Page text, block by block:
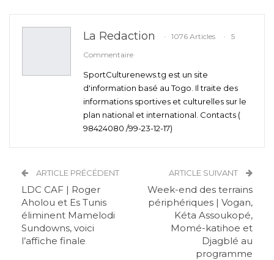
La Redaction 1076 Articles
5
Commentaire
SportCulturenews.tg est un site
d'information basé au Togo. Il traite des
informations sportives et culturelles sur le
plan national et international. Contacts (
98424080 /99-23-12-17)
ARTICLE PRÉCÉDENT
LDC CAF | Roger
Aholou et Es Tunis
éliminent Mamelodi
Sundowns, voici
l’affiche finale
ARTICLE SUIVANT
Week-end des terrains
périphériques | Vogan,
Kéta Assoukopé,
Momé-katihoe et
Djagblé au
programme